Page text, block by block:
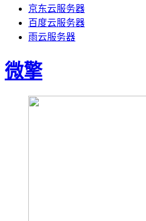
京东云服务器
百度云服务器
雨云服务器
微擎